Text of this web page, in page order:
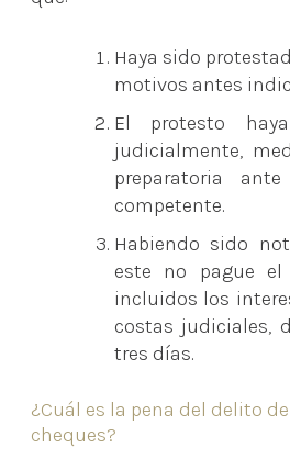
Haya sido
motivos antes
El protesto
judicialmente,
preparatoria
competente.
Habiendo sido
este no pague
incluidos los
costas judiciales,
tres días.
¿Cuál es la pena del delito
cheques?